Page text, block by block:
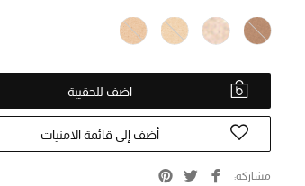
اضف للحقيبة
أضف إلى قائمة الامنيات
مشاركة